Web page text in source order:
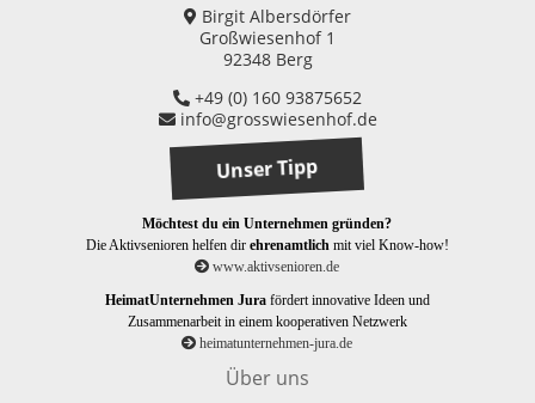
Birgit Albersdörfer
Großwiesenhof 1
92348 Berg
+49 (0) 160 93875652
info@grosswiesenhof.de
Unser Tipp
Möchtest du ein Unternehmen gründen?
Die Aktivsenioren helfen dir ehrenamtlichmit viel Know-how!
www.aktivsenioren.de
HeimatUnternehmen Jura fördert innovative Ideen und
Zusammenarbeit in einem kooperativen Netzwerk
heimatunternehmen-jura.de
Über uns